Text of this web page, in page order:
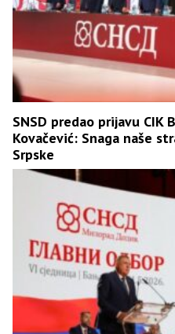
SNSD predao prijavu CIK
Kovačević: Snaga naše
Srpske